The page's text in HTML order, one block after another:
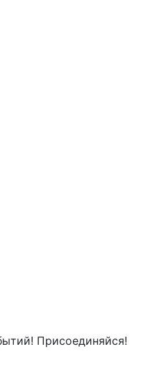
Присоединяйся!